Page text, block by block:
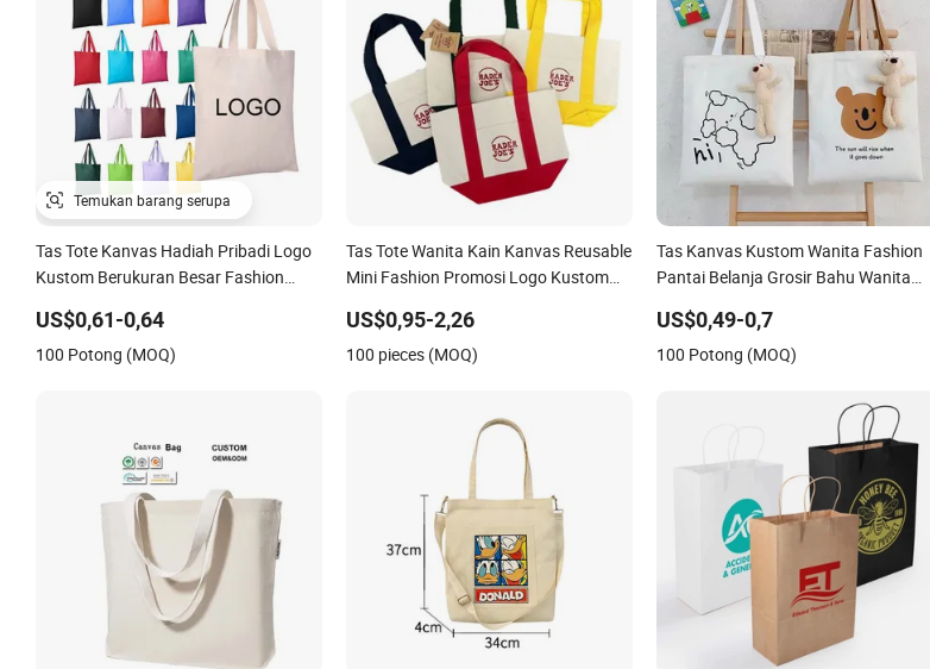
Tas Tote Kanvas Hadiah Pribadi Logo
Kustom Berukuran Besar Fashion
Berkualitas Tinggi 100% Tas Pantai
Perjalanan Mewah Wanita Reusable
US$0,61-0,64
100 Potong (MOQ)
Tas Tote Wanita Kain Kanvas Reusable
Mini Fashion Promosi Logo Kustom
dan Perjalanan
US$0,95-2,26
100 pieces (MOQ)
Tas Kanvas Kustom Wanita Fashion
Pantai Belanja Grosir Bahu Wanita
US$0,49-0,7
100 Potong (MOQ)